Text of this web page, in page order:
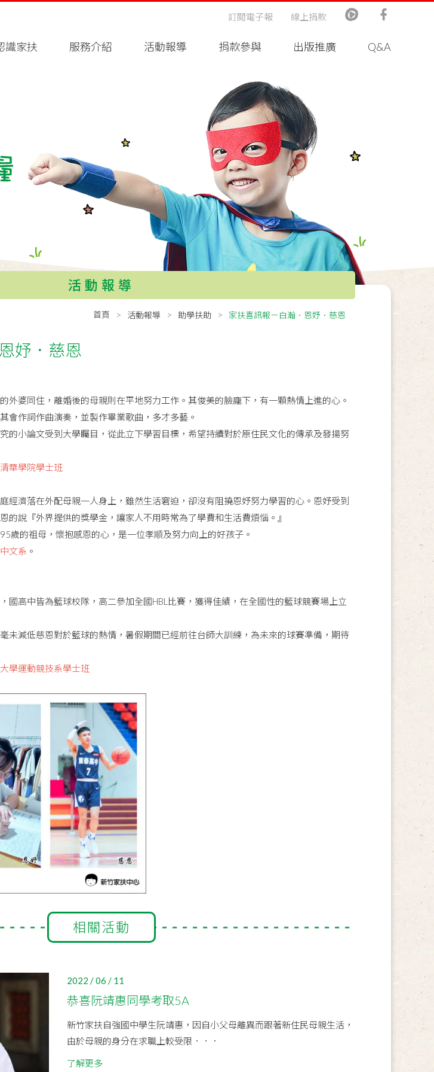
識家扶 服務介紹 活動報導 捐款參與 出版推廣 Q&A
訂閱電子報 線上捐款
活動報導
首頁 活動報導 助學扶助 家扶喜訊報－白瀚．恩妤．慈恩
妤．慈恩
外婆同住，離婚後的母親則在平地努力工作。其俊美的臉龐下，有一顆熱情上進的心。
會作詞作曲演奏，並製作畢業歌曲，多才多藝。
的小論文受到大學矚目，從此立下學習目標，希望持續對於原住民文化的傳承及發揚努
華學院學士班
經濟落在外配母親一人身上，雖然生活窘迫，卻沒有阻撓恩妤努力學習的心。恩妤受到
的說『外界提供的獎學金，讓家人不用時常為了學費和生活費煩惱。』
歲的祖母，懷抱感恩的心，是一位孝順及努力向上的好孩子。
文系 。
國高中皆為籃球校隊，高二參加全國HBL比賽，獲得佳績，在全國性的籃球競賽場上立
未減低慈恩對於籃球的熱情，暑假期間已經前往台師大訓練，為未來的球賽準備，期待
學運動競技系學士班
相關活動
2022 / 06 / 11
恭喜阮靖惠同學考取5A
新竹家扶自強國中學生阮靖惠，因自小父母離異而跟著新住民母親生活，
由於母親的身分在求職上較受限．．．
了解更多